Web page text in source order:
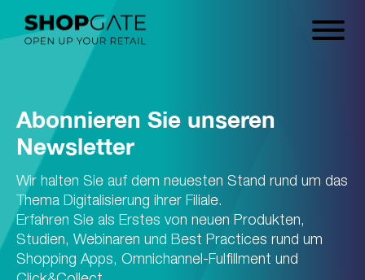
Abonnieren Sie unseren
Newsletter
Wir halten Sie auf dem neuesten Stand rund um das
Thema Digitalisierung ihrer Filiale.
Erfahren Sie als Erstes von neuen Produkten,
Studien, Webinaren und Best Practices rund um
Shopping Apps, Omnichannel-Fulfillment und